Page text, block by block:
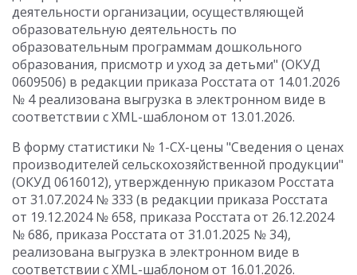
деятельности организации, осуществляющей
образовательную деятельность по
образовательным программам дошкольного
образования, присмотр и уход за детьми" (ОКУД
0609506) в редакции приказа Росстата от 14.01.2026
№ 4 реализована выгрузка в электронном виде в
соответствии с XML-шаблоном от 13.01.2026.
В форму статистики № 1-СХ-цены "Сведения о ценах
производителей сельскохозяйственной продукции"
(ОКУД 0616012), утвержденную приказом Росстата
от 31.07.2024 № 333 (в редакции приказа Росстата
от 19.12.2024 № 658, приказа Росстата от 26.12.2024
№ 686, приказа Росстата от 31.01.2025 № 34),
реализована выгрузка в электронном виде в
соответствии с XML-шаблоном от 16.01.2026.